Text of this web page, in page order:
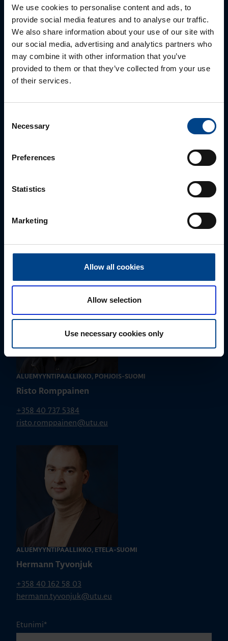
We use cookies to personalise content and ads, to
provide social media features and to analyse our traffic.
We also share information about your use of our site with
our social media, advertising and analytics partners who
may combine it with other information that you’ve
provided to them or that they’ve collected from your use
of their services.
Selection
Necessary
Preferences
Statistics
Marketing
Allow all cookies
Allow selection
Use necessary cookies only
ALUEMYYNTIPÄÄLLIKKÖ, LÄNSI-SUOMI
Jussi Pernaa
+358 50 596 7006
jussi.pernaa@utu.eu
Susanna Ahokas
ALUEMYYNTIPÄÄLLIKKÖ, POHJOIS-SUOMI
Risto Romppainen
+358 40 737 5384
risto.romppainen@utu.eu
ALUEMYYNTIPÄÄLLIKKÖ, ETELÄ-SUOMI
Hermann Tyvonjuk
+358 40 162 58 03
hermann.tyvonjuk@utu.eu
Etunimi*